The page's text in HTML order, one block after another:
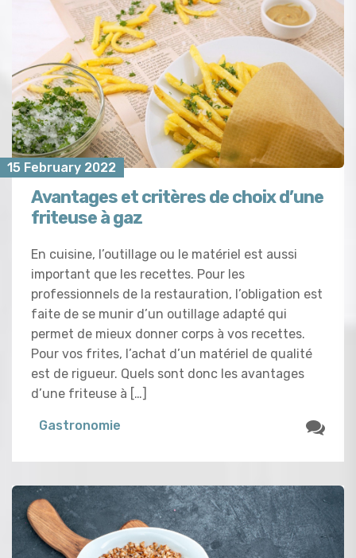
15 February 2022
Avantages et critères de choix d’une
friteuse à gaz
En cuisine, l’outillage ou le matériel est aussi
important que les recettes. Pour les
professionnels de la restauration, l’obligation est
faite de se munir d’un outillage adapté qui
permet de mieux donner corps à vos recettes.
Pour vos frites, l’achat d’un matériel de qualité
est de rigueur. Quels sont donc les avantages
d’une friteuse à […]
Gastronomie